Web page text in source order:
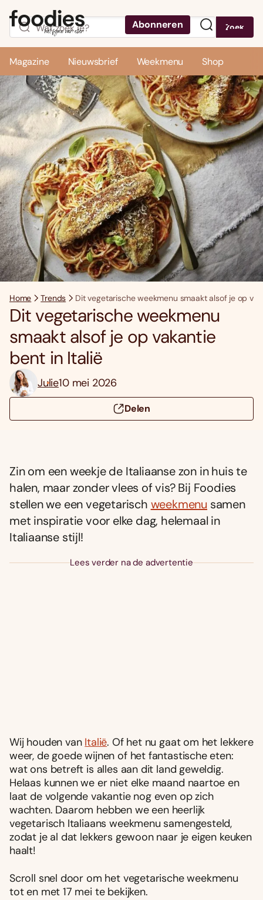
Abonneren Zoek
Magazine Nieuwsbrief Weekmenu Shop
Home Trends Dit vegetarische weekmenu smaakt alsof je op
Dit vegetarische weekmenu
smaakt alsof je op vakantie
bent in Italië
Julie10 mei 2026
Delen
Zin om een weekje de Italiaanse zon in huis te
halen, maar zonder vlees of vis? Bij Foodies
stellen we een vegetarisch weekmenu samen
met inspiratie voor elke dag, helemaal in
Italiaanse stijl!
Lees verder na de advertentie
Wij houden van Italië. Of het nu gaat om het lekkere
weer, de goede wijnen of het fantastische eten:
wat ons betreft is alles aan dit land geweldig.
Helaas kunnen we er niet elke maand naartoe en
laat de volgende vakantie nog even op zich
wachten. Daarom hebben we een heerlijk
vegetarisch Italiaans weekmenu samengesteld,
zodat je al dat lekkers gewoon naar je eigen keuken
haalt!
Scroll snel door om het vegetarische weekmenu
tot en met 17 mei te bekijken.